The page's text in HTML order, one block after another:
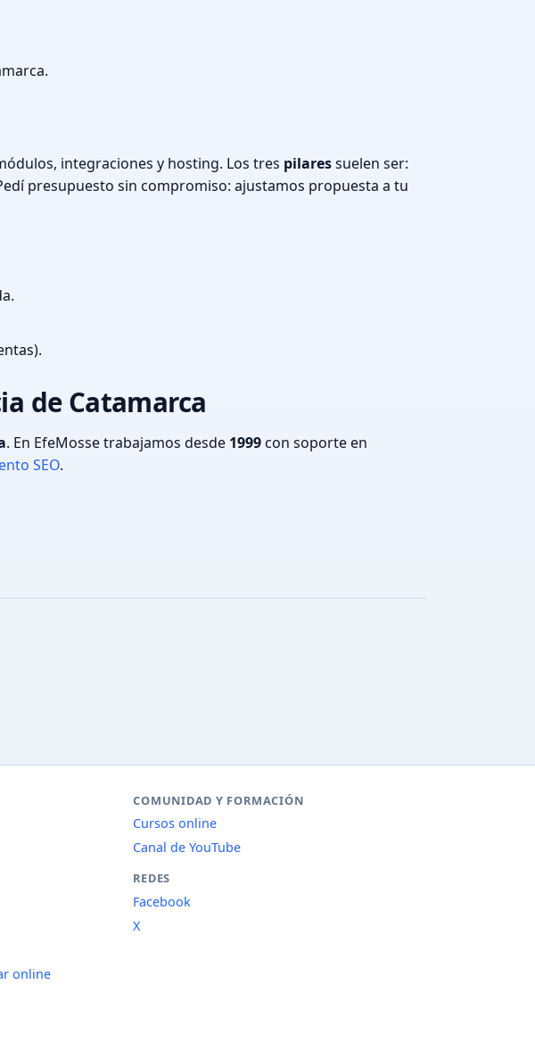
integraciones y hosting. Los tres pilaressuelen ser:
presupuesto sin compromiso: ajustamos propuesta a tu
de Catamarca
. En EfeMosse trabajamos desde 1999con soporte en
SEO.
online
COMUNIDAD Y FORMACIÓN
Cursos online
Canal de YouTube
REDES
Facebook
X